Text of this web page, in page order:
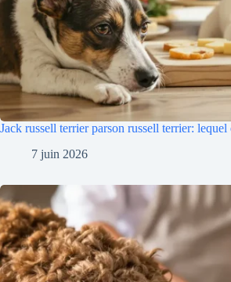
Jack russell terrier parson russell terrier: lequel
7 juin 2026